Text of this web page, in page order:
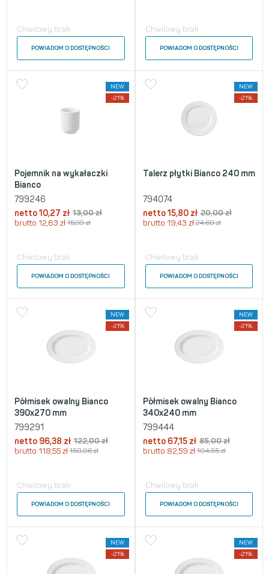
Chwilowy brak
POWIADOM O DOSTĘPNOŚCI
Chwilowy brak
POWIADOM O DOSTĘPNOŚCI
NEW
-21%
Pojemnik na wykałaczki
Bianco
799246
netto10,27 zł 13,00zł
brutto 12,63 zł 15,99zł
Chwilowy brak
POWIADOM O DOSTĘPNOŚCI
NEW
-21%
Talerz płytki Bianco 240 mm
794074
netto 15,80 zł 20,00zł
brutto 19,43 zł 24,60zł
Chwilowy brak
POWIADOM O DOSTĘPNOŚCI
NEW
-21%
Półmisek owalny Bianco
390x270 mm
799291
netto 96,38 zł 122,00zł
brutto 118,55 zł 150,06zł
Chwilowy brak
POWIADOM O DOSTĘPNOŚCI
NEW
-21%
Półmisek owalny Bianco
340x240 mm
799444
netto 67,15 zł 85,00zł
brutto 82,59 zł 104,55zł
Chwilowy brak
POWIADOM O DOSTĘPNOŚCI
NEW
-21%
NEW
-21%